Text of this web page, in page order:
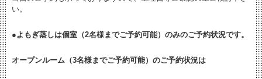
い。
●よもぎ蒸しは個室（2名様までご予約可能）のみのご予約状況です。
オープンルーム（3名様までご予約可能）のご予約状況は